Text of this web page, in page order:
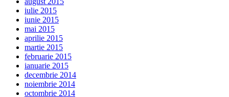
iulie 2015
iunie 2015
mai 2015
aprilie 2015
martie 2015
februarie 2015
ianuarie 2015
decembrie 2014
noiembrie 2014
octombrie 2014